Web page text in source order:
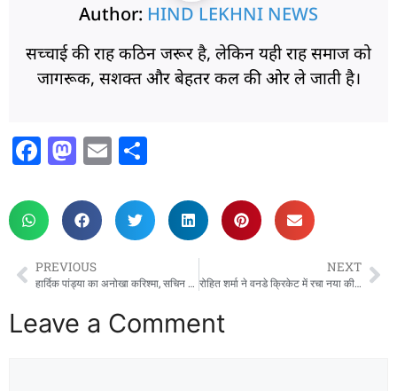
Author: HIND LEKHNI NEWS
सच्चाई की राह कठिन जरूर है, लेकिन यही राह समाज को
जागरूक, सशक्त और बेहतर कल की ओर ले जाती है।
F
c
e
b
o
o
M
st
o
d
o
n
E
ai
l
ar
e
PREVIOUS
हार्दिक पांड्या का अनोखा करिश्मा, सचिन और कपिल देव के स्पेशल क्लब में मारी धांसू एंट्री
NEXT
रोहित शर्मा ने वनडे क्रिकेट में रचा नया कीर्तिमान, सचिन तेंदुलकर और सौरव गांगुली के क्लब में मारी एंट्री
Leave a Comment